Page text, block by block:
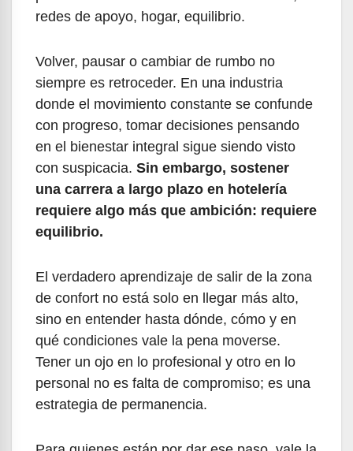
redes de apoyo, hogar, equilibrio.
Volver, pausar o cambiar de rumbo no
siempre es retroceder. En una industria
donde el movimiento constante se confunde
con progreso, tomar decisiones pensando
en el bienestar integral sigue siendo visto
con suspicacia. Sin embargo, sostener
una carrera a largo plazo en hotelería
requiere algo más que ambición: requiere
equilibrio.
El verdadero aprendizaje de salir de la zona
de confort no está solo en llegar más alto,
sino en entender hasta dónde, cómo y en
qué condiciones vale la pena moverse.
Tener un ojo en lo profesional y otro en lo
personal no es falta de compromiso; es una
estrategia de permanencia.